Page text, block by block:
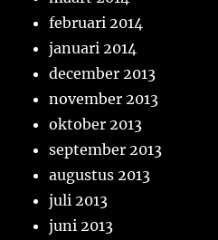
februari 2014
januari 2014
december 2013
november 2013
oktober 2013
september 2013
augustus 2013
juli 2013
juni 2013